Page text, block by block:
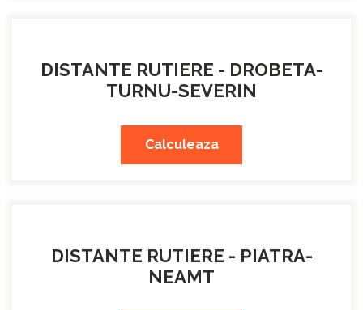
DISTANTE RUTIERE - DROBETA-
TURNU-SEVERIN
Calculeaza
DISTANTE RUTIERE - PIATRA-
NEAMT